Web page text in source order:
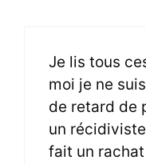
Je lis tous
moi je ne
de retard de
un
fait un